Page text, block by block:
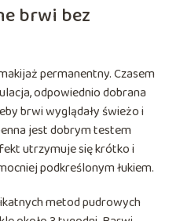
brwi bez
permanentny. Czasem
odpowiednio dobrana
brwi wyglądały świeżo i
jest dobrym testem
utrzymuje się krótko i
podkreślonym łukiem.
metod pudrowych